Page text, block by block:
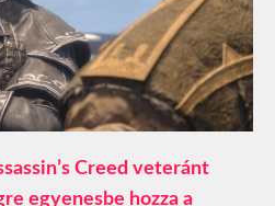
Creed veteránt
egyenesbe hozza a